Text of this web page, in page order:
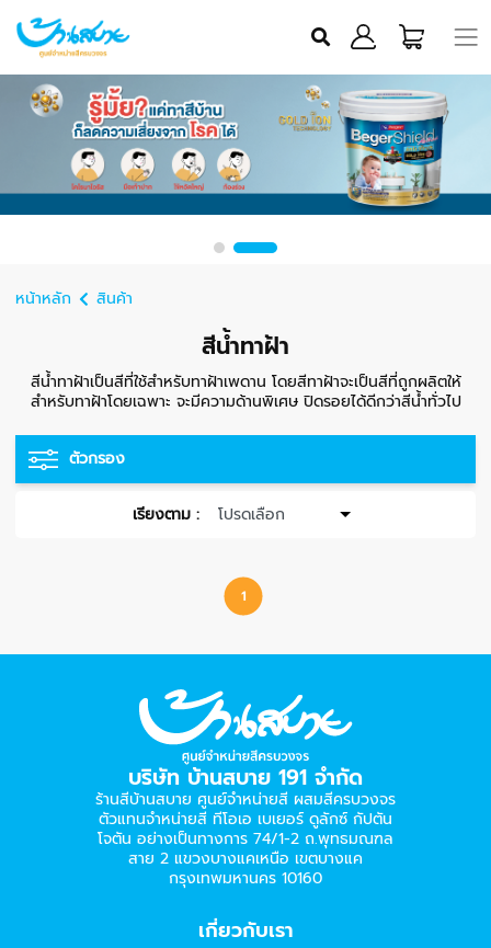
หน้าหลัก สินค้า
สีน้ำทาฝ้า
สีน้ำทาฝ้าเป็นสีที่ใช้สำหรับทาฝ้าเพดาน โดยสีทาฝ้าจะเป็นสีที่ถูกผลิตให้
สำหรับทาฝ้าโดยเฉพาะ จะมีความด้านพิเศษ ปิดรอยได้ดีกว่าสีน้ำทั่วไป
ตัวกรอง
เรียงตาม :
1
บริษัท บ้านสบาย 191 จำกัด
ร้านสีบ้านสบาย ศูนย์จำหน่ายสี ผสมสีครบวงจร
ตัวแทนจำหน่ายสี ทีโอเอ เบเยอร์​ ดูลักซ์ กัปตัน
โจตัน อย่างเป็นทางการ 74/1-2 ถ.พุทธมณฑล
สาย 2 แขวงบางแคเหนือ เขตบางแค
กรุงเทพมหานคร 10160
เกี่ยวกับเรา